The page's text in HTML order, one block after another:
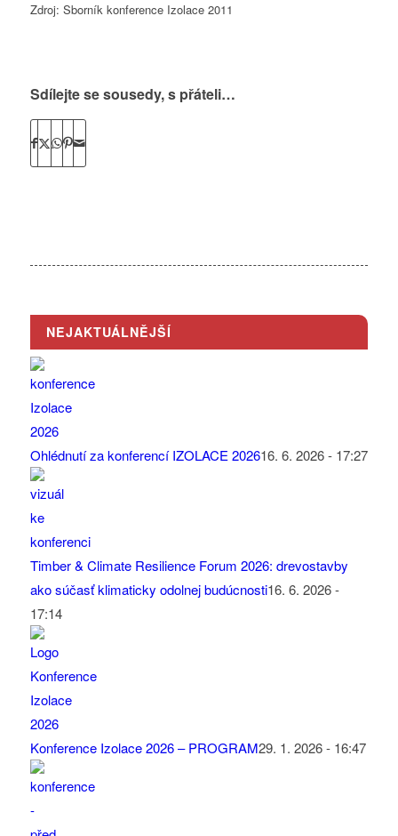
Zdroj: Sborník konference Izolace 2011
Sdílejte se sousedy, s přáteli…
NEJAKTUÁLNĚJŠÍ
Ohlédnutí za konferencí IZOLACE 202616. 6. 2026 - 17:27
Timber & Climate Resilience Forum 2026: drevostavby
ako súčasť klimaticky odolnej budúcnosti16. 6. 2026 -
17:14
Konference Izolace 2026 – PROGRAM29. 1. 2026 - 16:47